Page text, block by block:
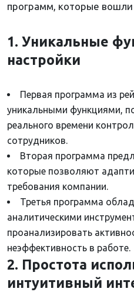
программ, которые вошли
1. Уникальные
настройки
Первая программа из
уникальными функциями,
реального времени
сотрудников.
Вторая программа
которые позволяют
требования компании.
Третья программа
аналитическими
проанализировать
неэффективность в работе.
2. Простота
интуитивный